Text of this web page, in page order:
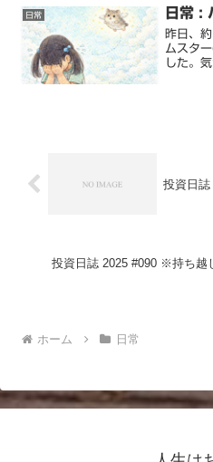
ムライ
白ユニ
日常 日常 :
昨日、
ムスタ
した。
投資日誌
投資日誌 2025 #090 ※持ち越
ホーム 日常